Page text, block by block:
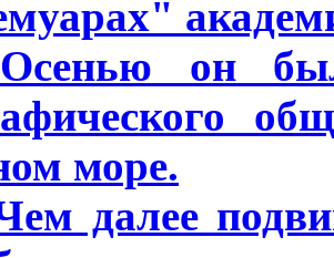
он был
море.
далее